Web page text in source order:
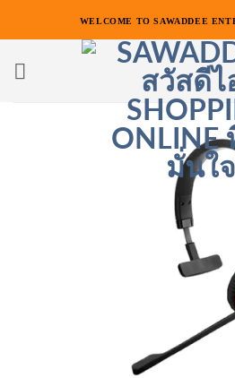
เนื้อหา
WELCOME TO SAWADDEE